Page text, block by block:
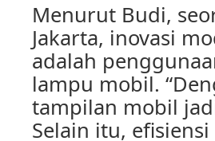
Menurut Budi,
Jakarta, inovasi
adalah
lampu mobil.
tampilan mobil
Selain itu,